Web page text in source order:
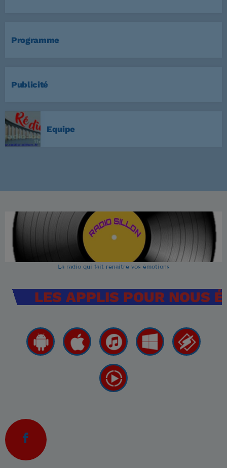
Programme
Publicité
Equipe
La radio qui fait renaitre vos émotions
LES APPLIS POUR NOUS